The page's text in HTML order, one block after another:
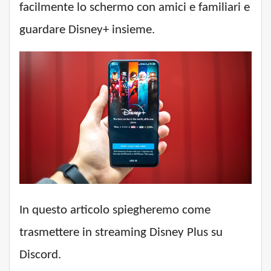
facilmente lo schermo con amici e familiari e
guardare Disney+ insieme.
In questo articolo spiegheremo come
trasmettere in streaming Disney Plus su
Discord.